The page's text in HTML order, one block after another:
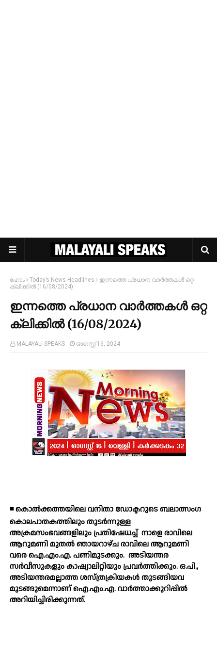
ഹോം Today’s-News-Headlines
ഇന്നത്തെ പ്രധാന വാർത്തകൾ ഒറ്റ
ക്ലിക്കിൽ (16/08/2024)
ഇന്നത്തെ പ്രധാന വാർത്തകൾ ഒറ്റ
ക്ലിക്കിൽ (16/08/2024)
MALAYALI SPEAKS ഓഗസ്റ്റ് 16, 2024
◾ കൊല്‍ക്കത്തയിലെ വനിതാ ഡോക്ടറുടെ ബലാത്സംഗ
കൊലപാതകത്തിലും തുടര്‍ന്നുള്ള
അക്രമസംഭവങ്ങളിലും പ്രതിഷേധച്ച് നാളെ രാവിലെ
ആറുമണി മുതല്‍ ഞായറാഴ്ച രാവിലെ ആറുമണി
വരെ ഐ.എം.എ. പണിമുടക്കും. അടിയന്തര
സര്‍വീസുകളും കാഷ്വാലിറ്റിയും പ്രവര്‍ത്തിക്കും. ഒ.പി.,
അടിയന്തരമല്ലാത്ത ശസ്ത്രക്രിയകള്‍ തുടങ്ങിയവ
മുടങ്ങുമെന്നാണ് ഐ.എം.എ. വാര്‍ത്താക്കുറിപ്പില്‍
അറിയിച്ചിരിക്കുന്നത്.